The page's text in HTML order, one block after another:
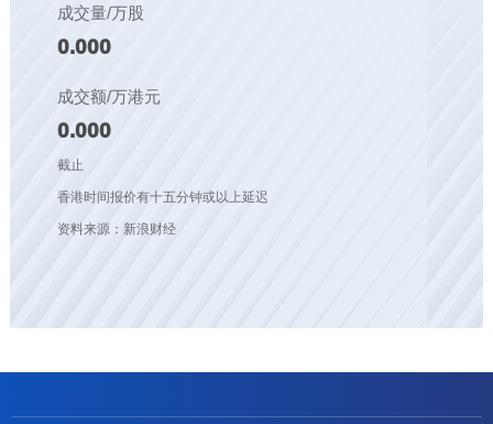
成交量/万股
0.000
成交额/万港元
0.000
截止
香港时间报价有十五分钟或以上延迟
资料来源：新浪财经